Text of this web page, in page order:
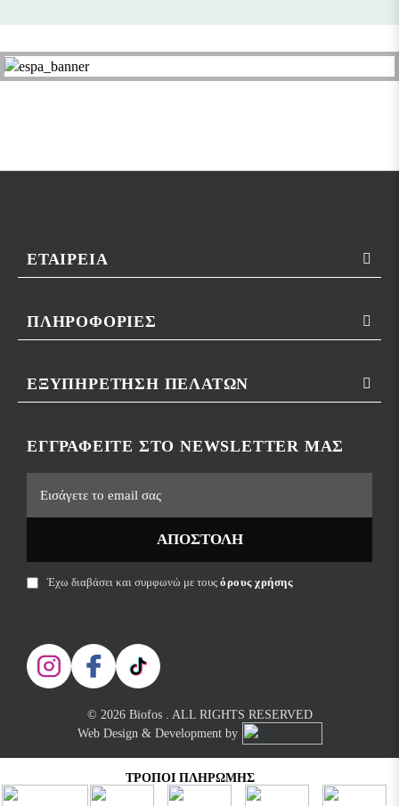
ΕΤΑΙΡΕΊΑ
ΠΛΗΡΟΦΟΡΊΕΣ
ΕΞΥΠΗΡΈΤΗΣΗ ΠΕΛΑΤΏΝ
ΕΓΓΡΑΦΕΊΤΕ ΣΤΟ NEWSLETTER ΜΑΣ
ΑΠΟΣΤΟΛΉ
Έχω διαβάσει και συμφωνώ με τους όρους χρήσης
© 2026 Biofos . ALL RIGHTS RESERVED
Web Design & Development by
ΤΡΌΠΟΙ ΠΛΗΡΩΜΉΣ